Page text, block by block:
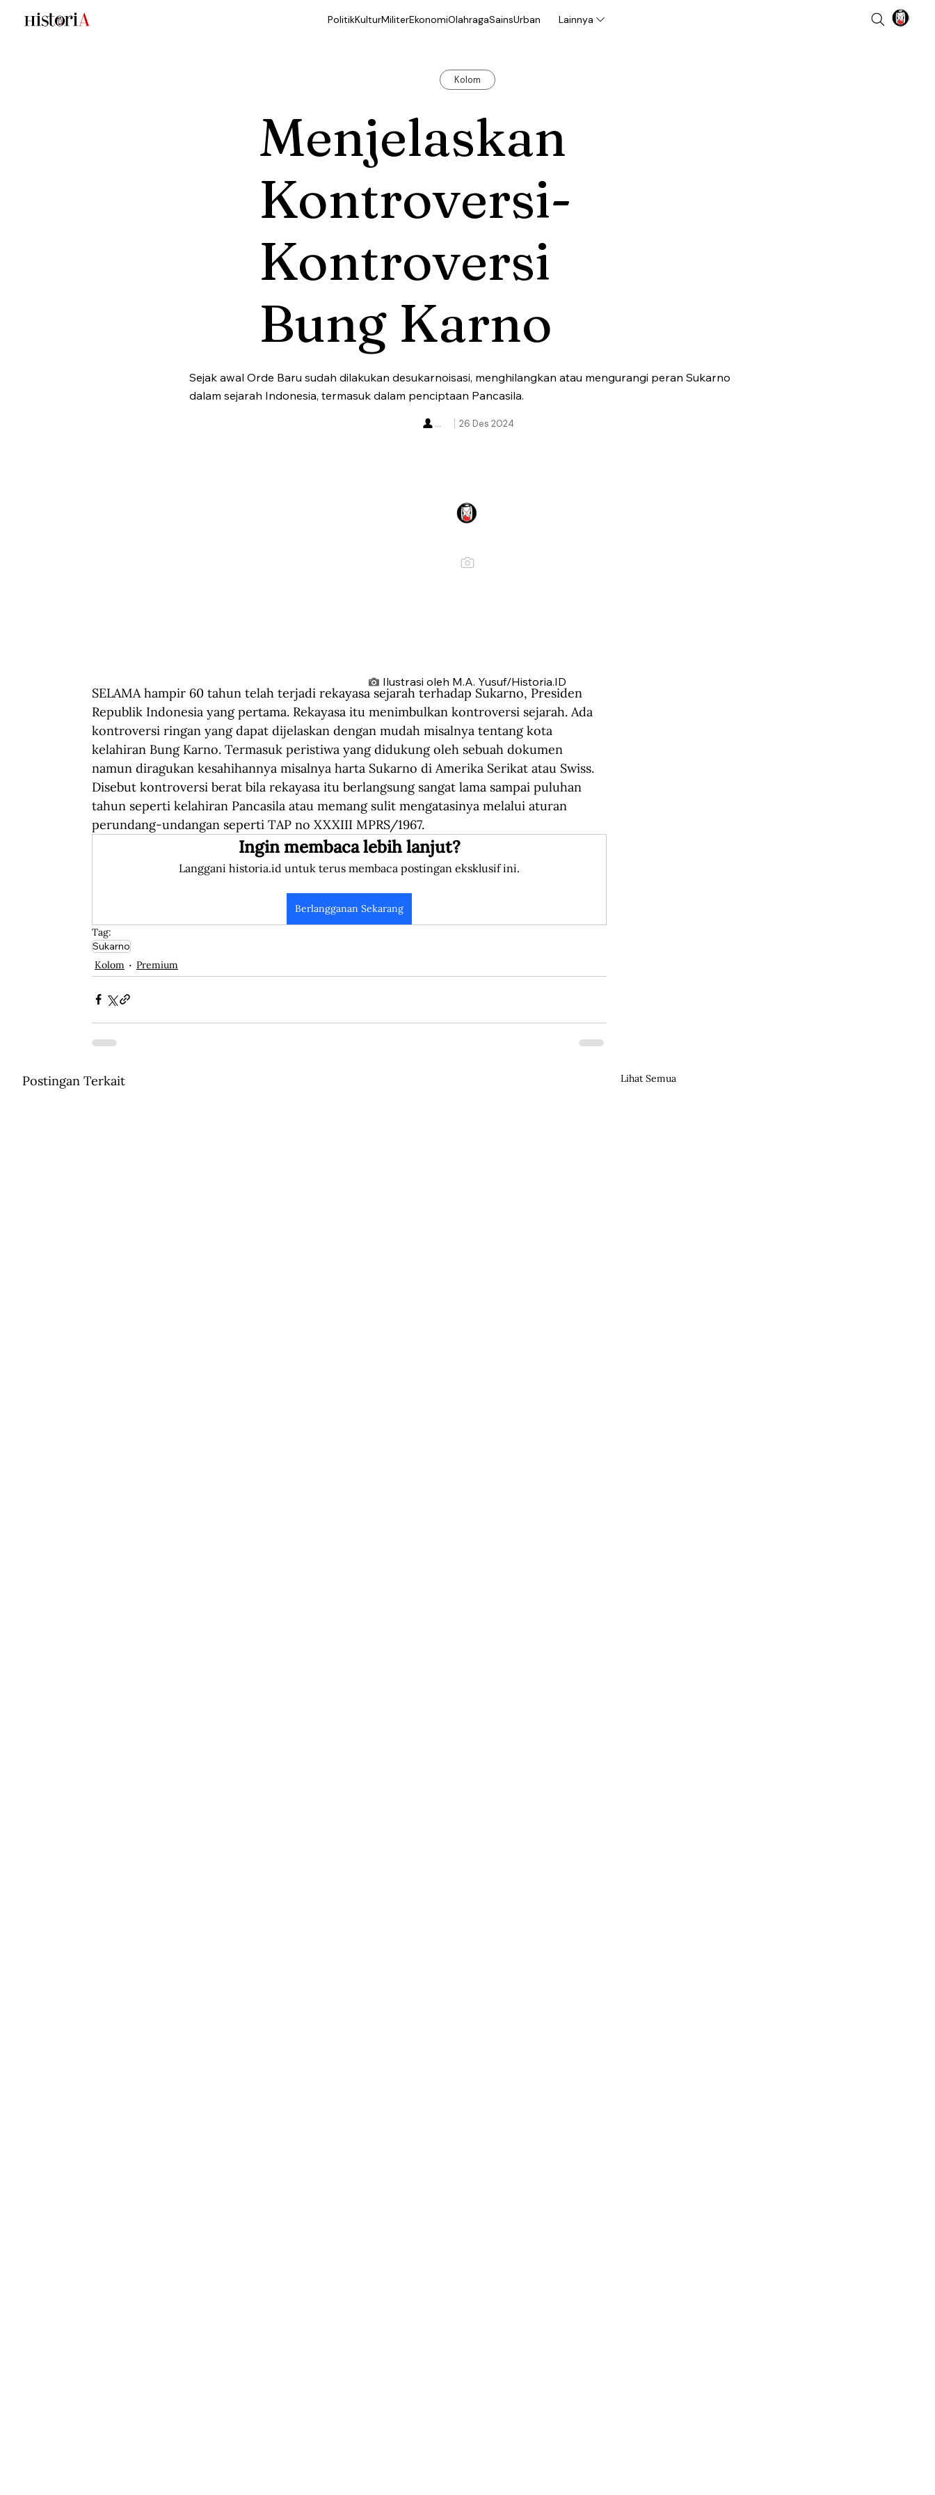
PolitikKulturMiliterEkonomiOlahragaSainsUrban Lainnya
Kolom
Menjelaskan
Kontroversi-
Kontroversi
Bung Karno
Sejak awal Orde Baru sudah dilakukan desukarnoisasi, menghilangkan atau mengurangi peran Sukarno
dalam sejarah Indonesia, termasuk dalam penciptaan Pancasila.
26 Des 2024
...
Ilustrasi oleh M.A. Yusuf/Historia.ID
SELAMA hampir 60 tahun telah terjadi rekayasa sejarah terhadap Sukarno, Presiden
Republik Indonesia yang pertama. Rekayasa itu menimbulkan kontroversi sejarah. Ada
kontroversi ringan yang dapat dijelaskan dengan mudah misalnya tentang kota
kelahiran Bung Karno. Termasuk peristiwa yang didukung oleh sebuah dokumen
namun diragukan kesahihannya misalnya harta Sukarno di Amerika Serikat atau Swiss.
Disebut kontroversi berat bila rekayasa itu berlangsung sangat lama sampai puluhan
tahun seperti kelahiran Pancasila atau memang sulit mengatasinya melalui aturan
perundang-undangan seperti TAP no XXXIII MPRS/1967.
Ingin membaca lebih lanjut?
Langgani historia.id untuk terus membaca postingan eksklusif ini.
Berlangganan Sekarang
Tag:
Sukarno
Kolom
Premium
Postingan Terkait Lihat Semua